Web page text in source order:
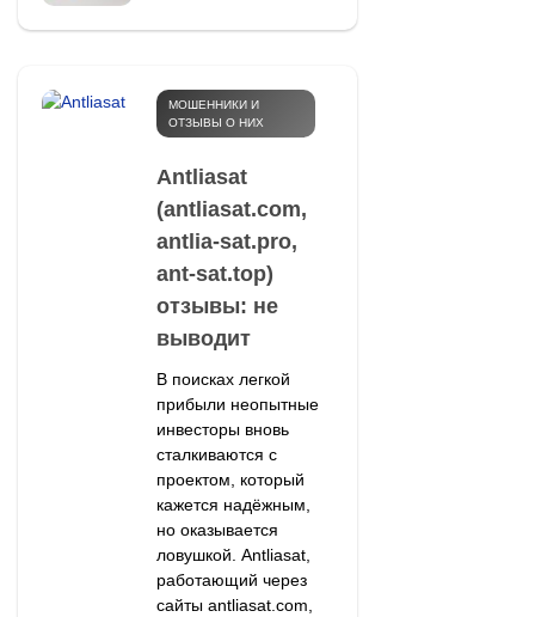
МОШЕННИКИ И
ОТЗЫВЫ О НИХ
Antliasat
(antliasat.com,
antlia-sat.pro,
ant-sat.top)
отзывы: не
выводит
В поисках легкой
прибыли неопытные
инвесторы вновь
сталкиваются с
проектом, который
кажется надёжным,
но оказывается
ловушкой. Antliasat,
работающий через
сайты antliasat.com,